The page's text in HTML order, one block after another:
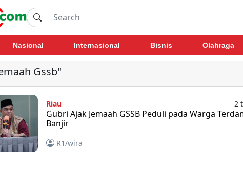
Nasional Internasional Bisnis Olahraga
Gssb"
Riau 2
Gubri Ajak Jemaah GSSB Peduli pada Warga
Banjir
R1/wira